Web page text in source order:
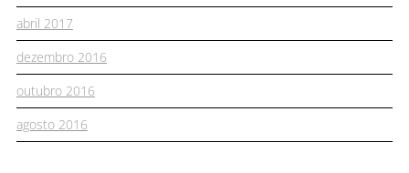
abril 2017
dezembro 2016
outubro 2016
agosto 2016